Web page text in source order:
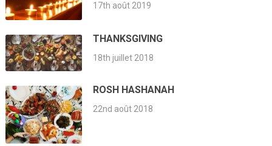
17th août 2019
THANKSGIVING
18th juillet 2018
ROSH HASHANAH
22nd août 2018